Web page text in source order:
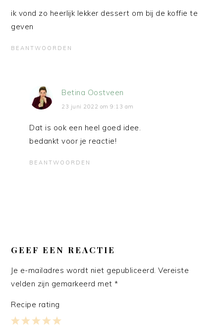
ik vond zo heerlijk lekker dessert om bij de koffie te
geven
BEANTWOORDEN
Betina Oostveen
23 juni 2022 om 9:13 am
Dat is ook een heel goed idee.
bedankt voor je reactie!
BEANTWOORDEN
GEEF EEN REACTIE
Je e-mailadres wordt niet gepubliceerd. Vereiste
velden zijn gemarkeerd met*
Recipe rating